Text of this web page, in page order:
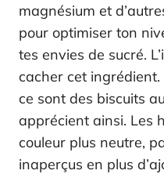
magnésium et
pour optimiser ton
tes envies de sucré.
cacher cet
ce sont des biscuits
apprécient ainsi. Les
couleur plus neutre,
inaperçus en plus